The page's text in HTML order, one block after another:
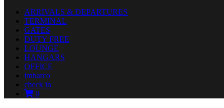
ARRIVALS & DEPARTURES
TERMINAL
GATES
DUTY FREE
LOUNGE
HANGARS
OFFICE
imbarco
check in
0